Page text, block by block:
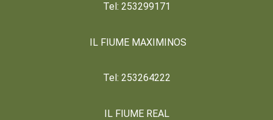
Tel: 253299171
IL FIUME MAXIMINOS
Tel: 253264222
IL FIUME REAL